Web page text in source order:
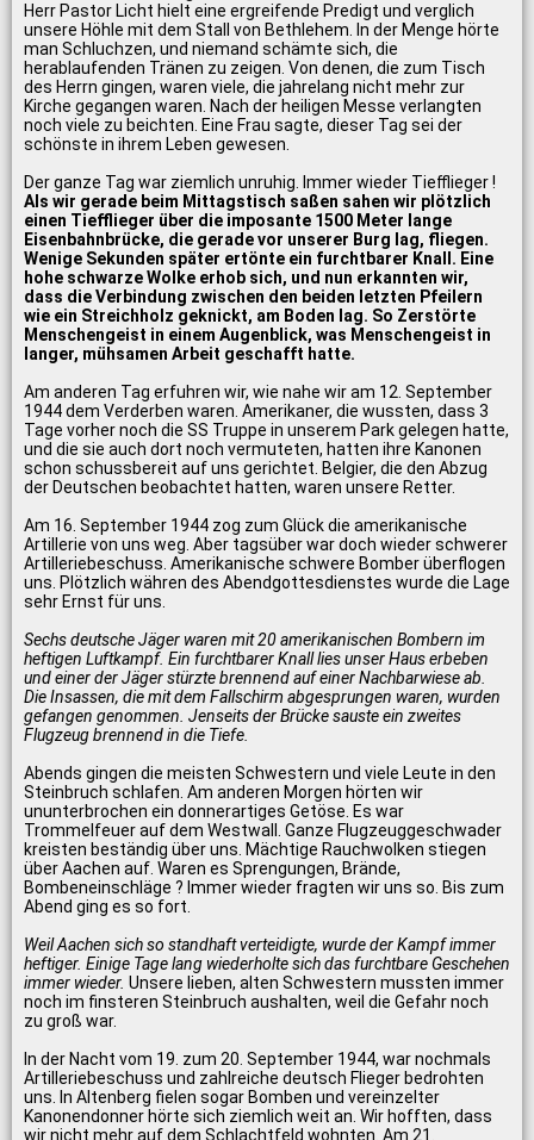
Herr Pastor Licht hielt eine ergreifende Predigt und verglich
unsere Höhle mit dem Stall von Bethlehem. In der Menge hörte
man Schluchzen, und niemand schämte sich, die
herablaufenden Tränen zu zeigen. Von denen, die zum Tisch
des Herrn gingen, waren viele, die jahrelang nicht mehr zur
Kirche gegangen waren. Nach der heiligen Messe verlangten
noch viele zu beichten. Eine Frau sagte, dieser Tag sei der
schönste in ihrem Leben gewesen.
Der ganze Tag war ziemlich unruhig. Immer wieder Tiefflieger !
Als wir gerade beim Mittagstisch saßen sahen wir plötzlich
einen Tiefflieger über die imposante 1500 Meter lange
Eisenbahnbrücke, die gerade vor unserer Burg lag, fliegen.
Wenige Sekunden später ertönte ein furchtbarer Knall. Eine
hohe schwarze Wolke erhob sich, und nun erkannten wir,
dass die Verbindung zwischen den beiden letzten Pfeilern
wie ein Streichholz geknickt, am Boden lag. So Zerstörte
Menschengeist in einem Augenblick, was Menschengeist in
langer, mühsamen Arbeit geschafft hatte.
Am anderen Tag erfuhren wir, wie nahe wir am 12. September
1944 dem Verderben waren. Amerikaner, die wussten, dass 3
Tage vorher noch die SS Truppe in unserem Park gelegen hatte,
und die sie auch dort noch vermuteten, hatten ihre Kanonen
schon schussbereit auf uns gerichtet. Belgier, die den Abzug
der Deutschen beobachtet hatten, waren unsere Retter.
Am 16. September 1944 zog zum Glück die amerikanische
Artillerie von uns weg. Aber tagsüber war doch wieder schwerer
Artilleriebeschuss. Amerikanische schwere Bomber überflogen
uns. Plötzlich währen des Abendgottesdienstes wurde die Lage
sehr Ernst für uns.
Sechs deutsche Jäger waren mit 20 amerikanischen Bombern im
heftigen Luftkampf. Ein furchtbarer Knall lies unser Haus erbeben
und einer der Jäger stürzte brennend auf einer Nachbarwiese ab.
Die Insassen, die mit dem Fallschirm abgesprungen waren, wurden
gefangen genommen. Jenseits der Brücke sauste ein zweites
Flugzeug brennend in die Tiefe.
Abends gingen die meisten Schwestern und viele Leute in den
Steinbruch schlafen. Am anderen Morgen hörten wir
ununterbrochen ein donnerartiges Getöse. Es war
Trommelfeuer auf dem Westwall. Ganze Flugzeuggeschwader
kreisten beständig über uns. Mächtige Rauchwolken stiegen
über Aachen auf. Waren es Sprengungen, Brände,
Bombeneinschläge ? Immer wieder fragten wir uns so. Bis zum
Abend ging es so fort.
Weil Aachen sich so standhaft verteidigte, wurde der Kampf immer
heftiger. Einige Tage lang wiederholte sich das furchtbare Geschehen
immer wieder. Unsere lieben, alten Schwestern mussten immer
noch im finsteren Steinbruch aushalten, weil die Gefahr noch
zu groß war.
In der Nacht vom 19. zum 20. September 1944, war nochmals
Artilleriebeschuss und zahlreiche deutsch Flieger bedrohten
uns. In Altenberg fielen sogar Bomben und vereinzelter
Kanonendonner hörte sich ziemlich weit an. Wir hofften, dass
wir nicht mehr auf dem Schlachtfeld wohnten. Am 21.